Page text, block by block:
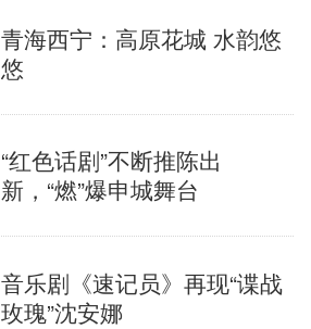
青海西宁：高原花城 水韵悠
悠
“红色话剧”不断推陈出
新，“燃”爆申城舞台
音乐剧《速记员》再现“谍战
玫瑰”沈安娜